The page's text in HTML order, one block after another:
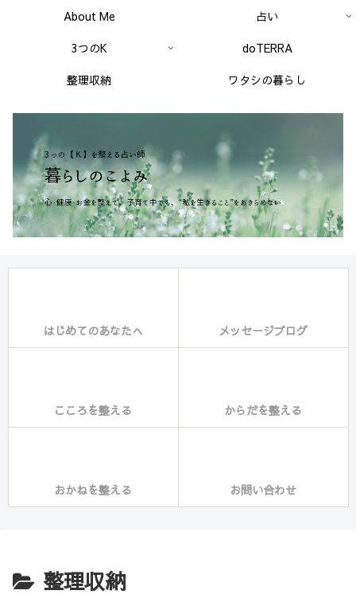
About Me
占い
3つのK
doTERRA
整理収納
ワタシの暮らし
はじめてのあなたへ メッセージブログ
こころを整える からだを整える
おかねを整える お問い合わせ
整理収納